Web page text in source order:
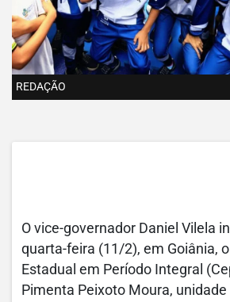
REDAÇÃO
O vice-governador Daniel Vilela
quarta-feira (11/2), em Goiânia,
Estadual em Período Integral
Pimenta Peixoto Moura,